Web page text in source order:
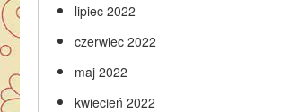
lipiec 2022
czerwiec 2022
maj 2022
kwiecień 2022